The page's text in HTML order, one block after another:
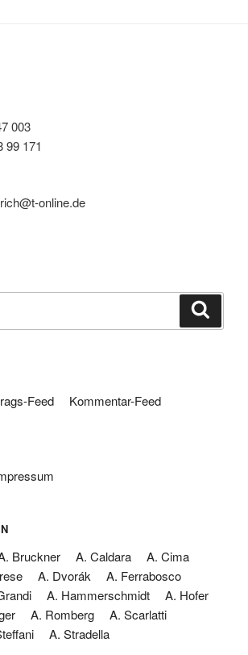
003
99 171
online.de
Feed
Kommentar-Feed
Bruckner A. Caldara
A. Cima
A. Dvorák
A. Ferrabosco
A. Hammerschmidt
A. Hofer
A. Romberg
A. Scarlatti
A. Stradella